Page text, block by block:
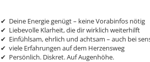
✔ ️ Deine Energie genügt – keine Vorabinfos nötig
✔ ️ Liebevolle Klarheit, die dir wirklich weiterhilft
✔ ️ Einfühlsam, ehrlich und achtsam – auch bei
✔ ️ viele Erfahrungen auf dem Herzensweg
✔ ️ Persönlich. Diskret. Auf Augenhöhe.